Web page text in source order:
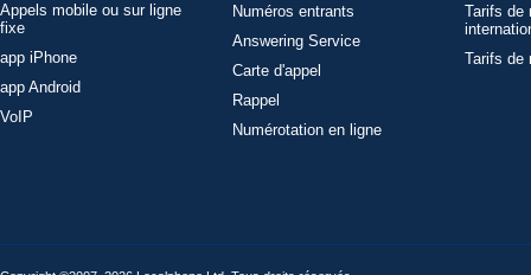
Appels mobile ou sur ligne
fixe
app iPhone
app Android
VoIP
Numéros entrants
Answering Service
Carte d'appel
Rappel
Numérotation en ligne
Tarifs de
Tarifs de